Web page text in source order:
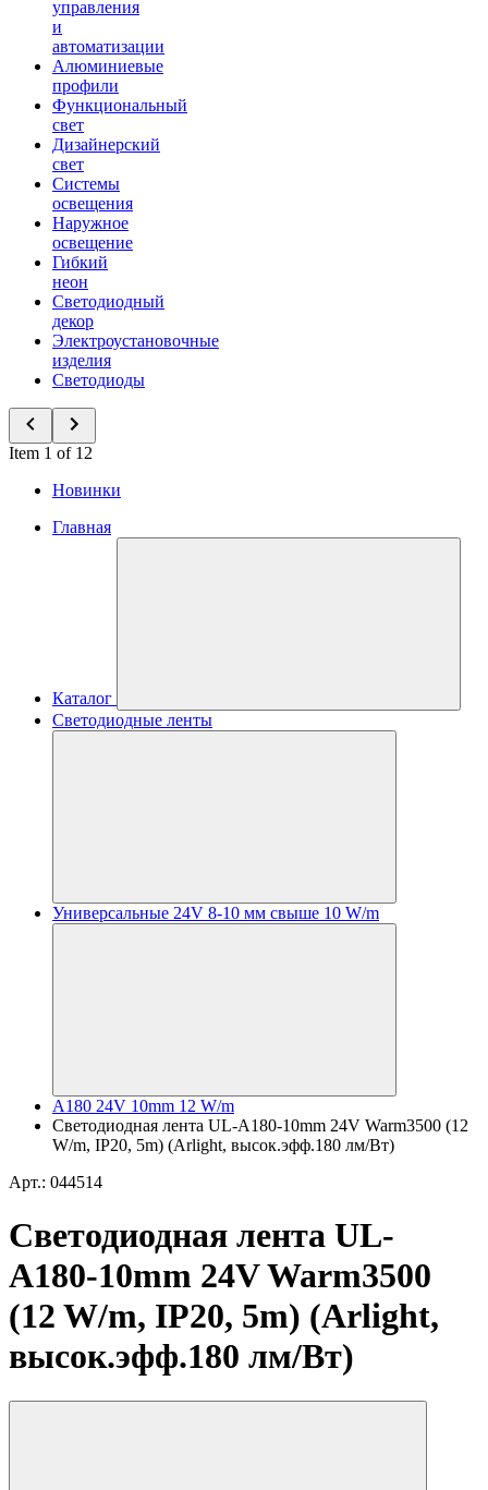
управления
и
автоматизации
Алюминиевые
профили
Функциональный
свет
Дизайнерский
свет
Системы
освещения
Наружное
освещение
Гибкий
неон
Светодиодный
декор
Электроустановочные
изделия
Светодиоды
Item 1 of 12
Новинки
Главная
Каталог
Светодиодные ленты
Универсальные 24V 8-10 мм свыше 10 W/m
A180 24V 10mm 12 W/m
Светодиодная лента UL-A180-10mm 24V Warm3500 (12
W/m, IP20, 5m) (Arlight, высок.эфф.180 лм/Вт)
Арт.: 044514
Светодиодная лента UL-
A180-10mm 24V Warm3500
(12 W/m, IP20, 5m) (Arlight,
высок.эфф.180 лм/Вт)